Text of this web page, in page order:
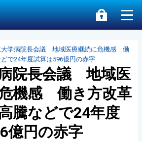
大学病院長会議 地域医療継続に危機感 働
で24年度試算は596億円の赤字
院長会議 地域医
機感 働き方改革
騰などで24年度
億円の赤字